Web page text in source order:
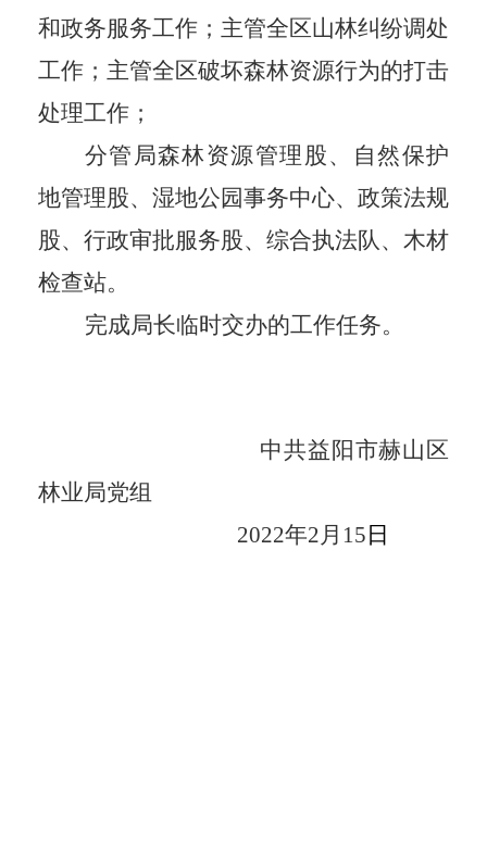
和政务服务工作；主管全区山林纠纷调处
工作；主管全区破坏森林资源行为的打击
处理工作；
分管局森林资源管理股、自然保护
地管理股、湿地公园事务中心、政策法规
股、行政审批服务股、综合执法队、木材
检查站。
完成局长临时交办的工作任务。
中共益阳市赫山区
林业局党组
2022年2月 15 日